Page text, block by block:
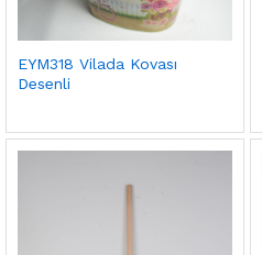
EYM318 Vilada Kovası
Desenli